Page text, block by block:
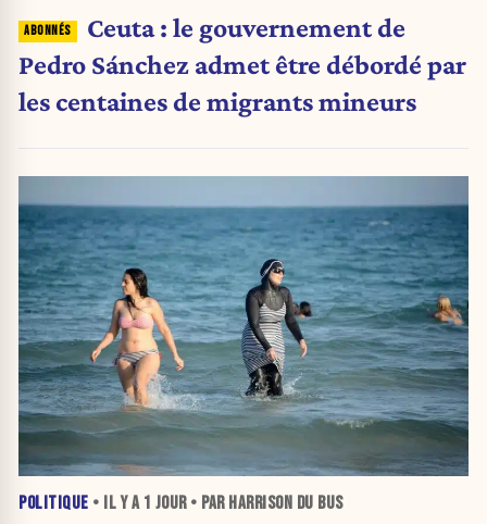
Ceuta : le gouvernement de
Pedro Sánchez admet être débordé par
les centaines de migrants mineurs
POLITIQUE • IL Y A 1 JOUR• PAR HARRISON DU BUS